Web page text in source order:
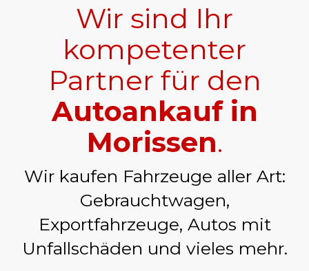
Wir sind Ihr
kompetenter
Partner für den
Autoankauf in
Morissen.
Wir kaufen Fahrzeuge aller Art:
Gebrauchtwagen,
Exportfahrzeuge, Autos mit
Unfallschäden und vieles mehr.